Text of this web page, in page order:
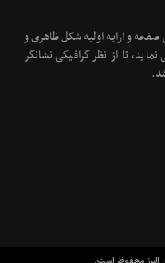
و ارایه اولیه شکل ظاهری و
تا از نظر گرافیکی نشانگر